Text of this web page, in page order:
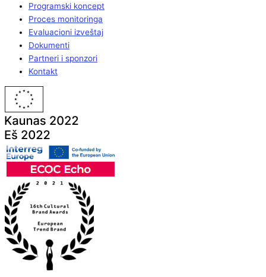
Programski koncept
Proces monitoringa
Evaluacioni izveštaj
Dokumenti
Partneri i sponzori
Kontakt